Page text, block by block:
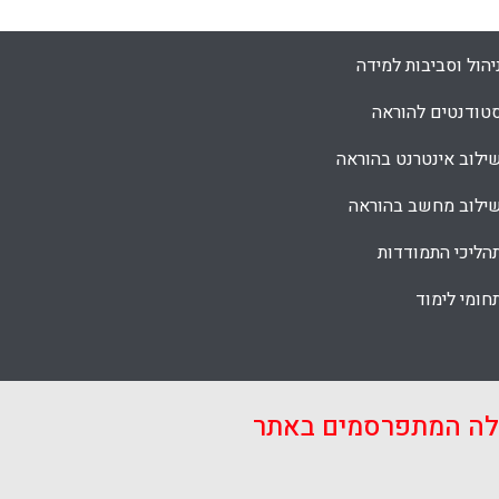
וסביבות למידה
להוראה
אינטרנט בהוראה
מחשב בהוראה
התמודדות
לימוד
המתפרסמים באתר